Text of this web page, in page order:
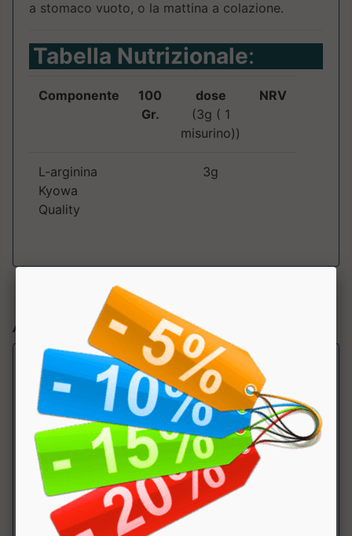
a stomaco vuoto, o la mattina a colazione.
Tabella Nutrizionale:
Componente
100
Gr.
dose
(3g ( 1
misurino))
NRV
L-arginina
Kyowa
Quality
3g
Articoli simili:
L-Arginine
Self Omninutrition